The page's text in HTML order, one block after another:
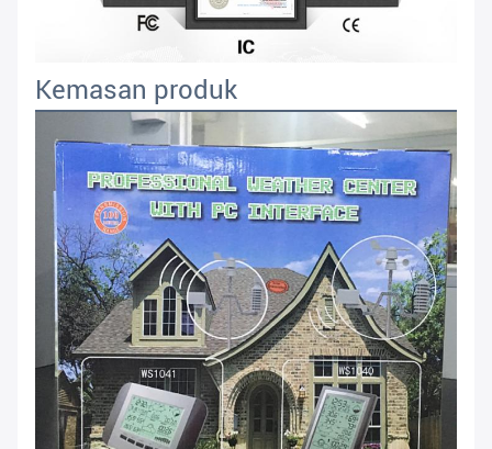
Kemasan produk